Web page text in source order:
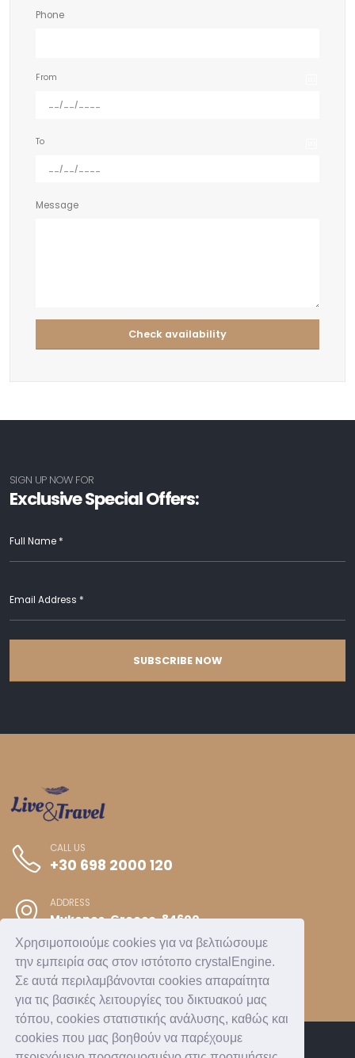
Χρησιμοποιούμε cookies για να βελτιώσουμε
την εμπειρία σας στον ιστότοπο crystalEngine.
Σε αυτά περιλαμβάνονται cookies απαραίτητα
για τις βασικές λειτουργίες του δικτυακού μας
τόπου, cookies στατιστικής ανάλυσης, καθώς και
cookies που μας βοηθούν να παρέχουμε
Phone
From
To
Message
SIGN UP NOW FOR
Exclusive Special Offers:
SUBSCRIBE NOW
CALL US
+30 698 2000 120
ADDRESS
Mykonos, Greece, 84600